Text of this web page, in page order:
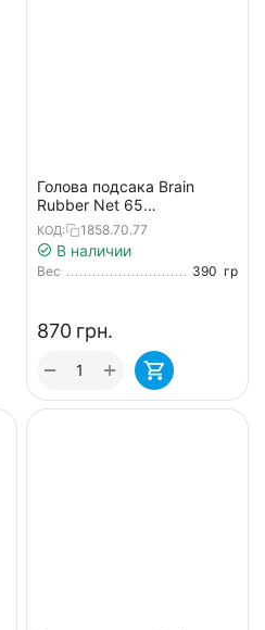
Голова подсака Brain
Rubber Net 65
55x65x45cm
КОД: 1858.70.77
В наличии
Вес 390 гр
‍870‍ грн.
+
−